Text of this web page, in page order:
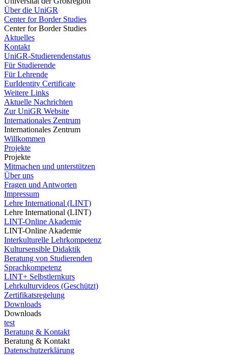
Über die UniGR
Center for Border Studies
Center for Border Studies
Aktuelles
Kontakt
UniGR-Studierendenstatus
Für Studierende
Für Lehrende
EurIdentity Certificate
Weitere Links
Aktuelle Nachrichten
Zur UniGR Website
Internationales Zentrum
Internationales Zentrum
Willkommen
Projekte
Projekte
Mitmachen und unterstützen
Über uns
Fragen und Antworten
Impressum
Lehre International (LINT)
Lehre International (LINT)
LINT-Online Akademie
LINT-Online Akademie
Interkulturelle Lehrkompetenz
Kultursensible Didaktik
Beratung von Studierenden
Sprachkompetenz
LINT+ Selbstlernkurs
Lehrkulturvideos (Geschützt)
Zertifikatsregelung
Downloads
Downloads
test
Beratung & Kontakt
Beratung & Kontakt
Datenschutzerklärung